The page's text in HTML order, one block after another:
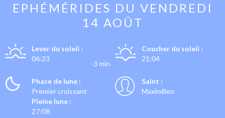
EPHÉMÉRIDES DU VENDREDI
14 AOÛT
Lever du soleil :
06:23
-3 min
Coucher du soleil :
21:04
Phase de lune :
Premier croissant
Pleine lune :
27/08
Saint :
Maximilien